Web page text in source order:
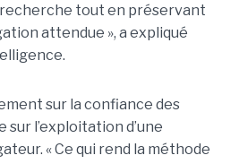
tout en préservant
attendue », a expliqué
sur la confiance des
l’exploitation d’une
« Ce qui rend la méthode